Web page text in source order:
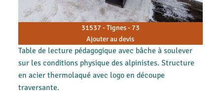
31537 - Tignes - 73
Ajouter au devis
Table de lecture pédagogique avec bâche à soulever
sur les conditions physique des alpinistes. Structure
en acier thermolaqué avec logo en découpe
traversante.